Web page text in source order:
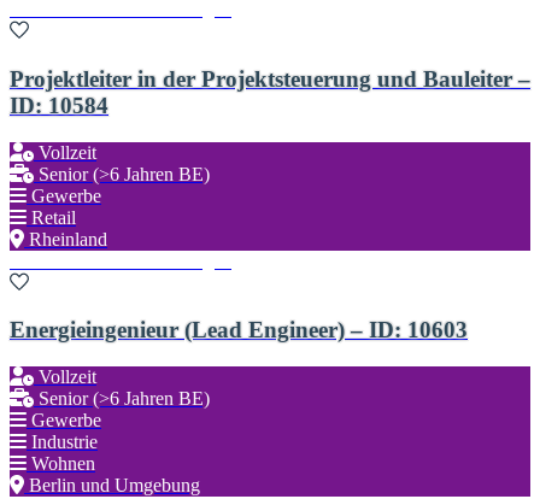
Projektleiter in der Projektsteuerung und Bauleiter –
ID: 10584
Vollzeit
Senior (>6 Jahren BE)
Gewerbe
Retail
Rheinland
Energieingenieur (Lead Engineer) – ID: 10603
Vollzeit
Senior (>6 Jahren BE)
Gewerbe
Industrie
Wohnen
Berlin und Umgebung